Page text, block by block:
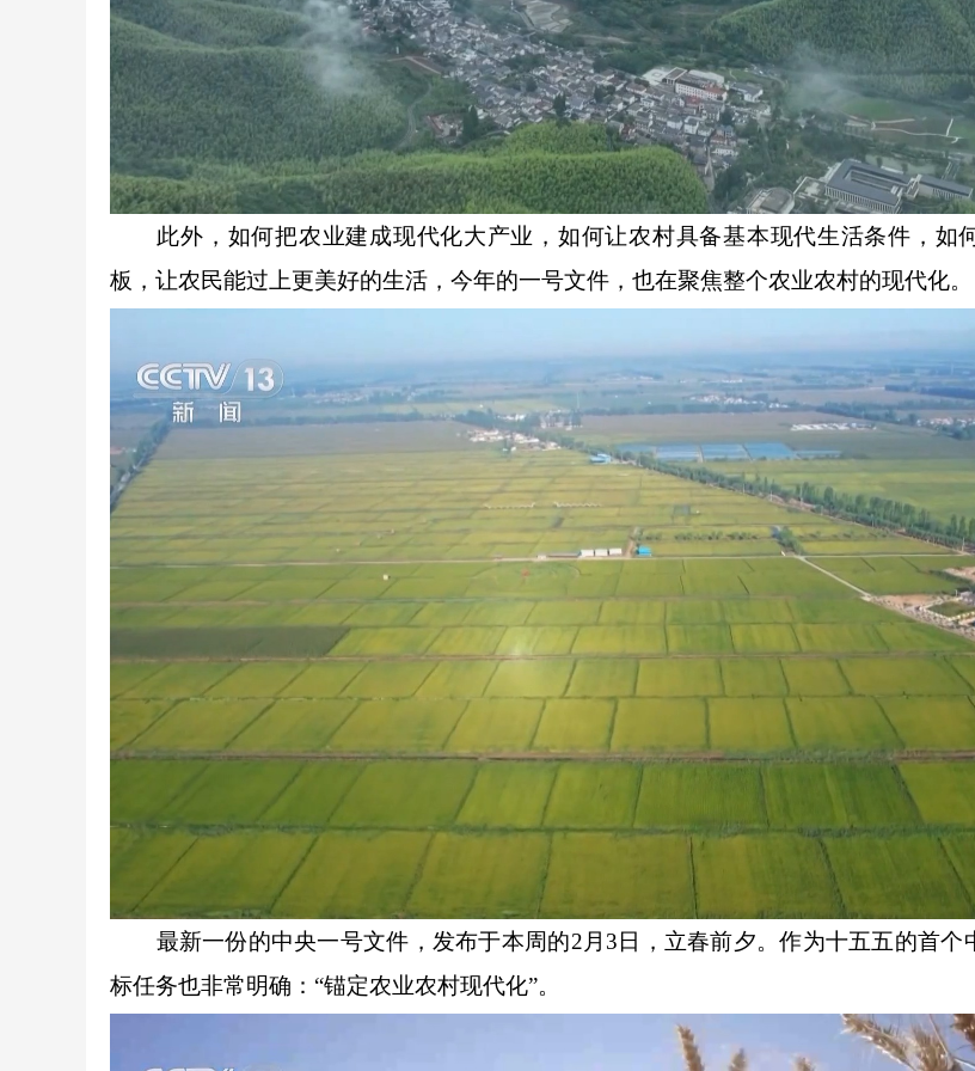
此外，如何把农业建成现代化大产业，如何让农村具备基本现代生活条件，如
板，让农民能过上更美好的生活，今年的一号文件，也在聚焦整个农业农村的现代化。
最新一份的中央一号文件，发布于本周的2月3日，立春前夕。作为十五五的首个
标任务也非常明确：“锚定农业农村现代化”。